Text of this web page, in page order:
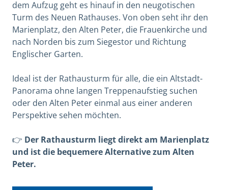
dem Aufzug geht es hinauf in den neugotischen
Turm des Neuen Rathauses. Von oben seht ihr den
Marienplatz, den Alten Peter, die Frauenkirche und
nach Norden bis zum Siegestor und Richtung
Englischer Garten.
Ideal ist der Rathausturm für alle, die ein Altstadt-
Panorama ohne langen Treppenaufstieg suchen
oder den Alten Peter einmal aus einer anderen
Perspektive sehen möchten.
👉 Der Rathausturm liegt direkt am Marienplatz
und ist die bequemere Alternative zum Alten
Peter.